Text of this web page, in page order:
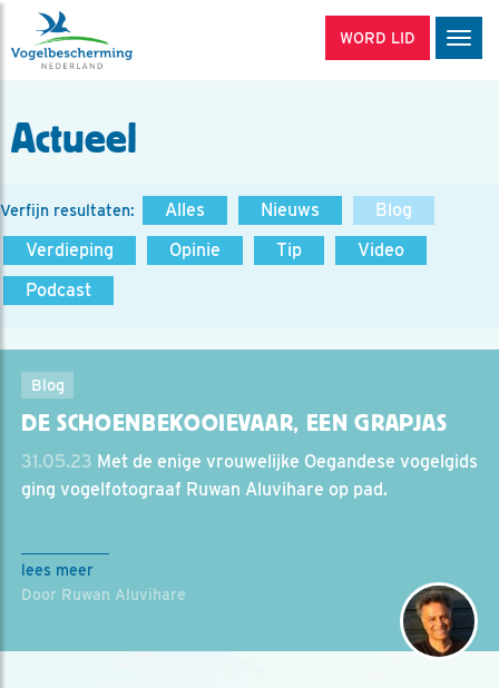
WORD LID
Actueel
Verfijn resultaten: Alles Nieuws
Blog
Verdieping
Opinie Tip
Video
Podcast
Blog
DE SCHOENBEK­OOIEVAAR, EEN GRAPJAS
31.05.23 Met de enige vrouwelijke Oegandese vogelgids
ging vogelfotograaf Ruwan Aluvihare op pad.
lees meer
Door Ruwan Aluvihare